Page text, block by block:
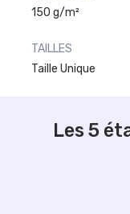
150 g/m²
TAILLES
Taille Unique
Les 5